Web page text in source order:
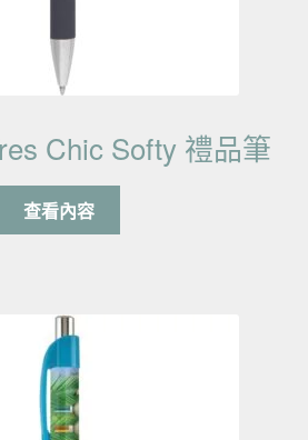
Chic Softy 禮品筆
查看內容